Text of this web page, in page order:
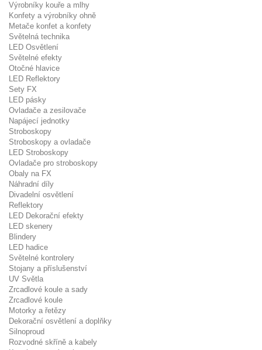
Výrobníky kouře a mlhy
Konfety a výrobníky ohně
Metače konfet a konfety
Světelná technika
LED Osvětlení
Světelné efekty
Otočné hlavice
LED Reflektory
Sety FX
LED pásky
Ovladače a zesilovače
Napájecí jednotky
Stroboskopy
Stroboskopy a ovladače
LED Stroboskopy
Ovladače pro stroboskopy
Obaly na FX
Náhradní díly
Divadelní osvětlení
Reflektory
LED Dekorační efekty
LED skenery
Blindery
LED hadice
Světelné kontrolery
Stojany a příslušenství
UV Světla
Zrcadlové koule a sady
Zrcadlové koule
Motorky a řetězy
Dekorační osvětlení a doplňky
Silnoproud
Rozvodné skříně a kabely